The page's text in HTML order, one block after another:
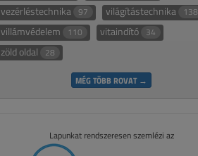
vezérléstechnika 97 világítástechnika 138
villámvédelem 110 vitaindító 34
zöld oldal 28
MÉG TÖBB ROVAT →
Lapunkat rendszeresen szemlézi az